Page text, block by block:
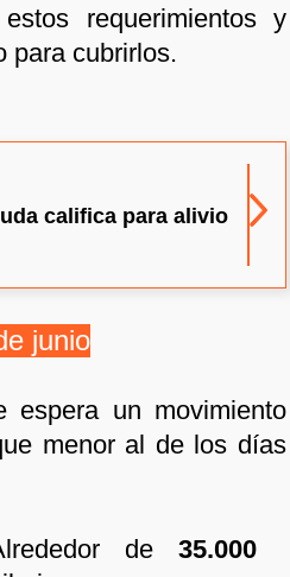
requerimientos y
para cubrirlos.
califica para alivio
junio
espera un movimiento
menor al de los días
de 35.000